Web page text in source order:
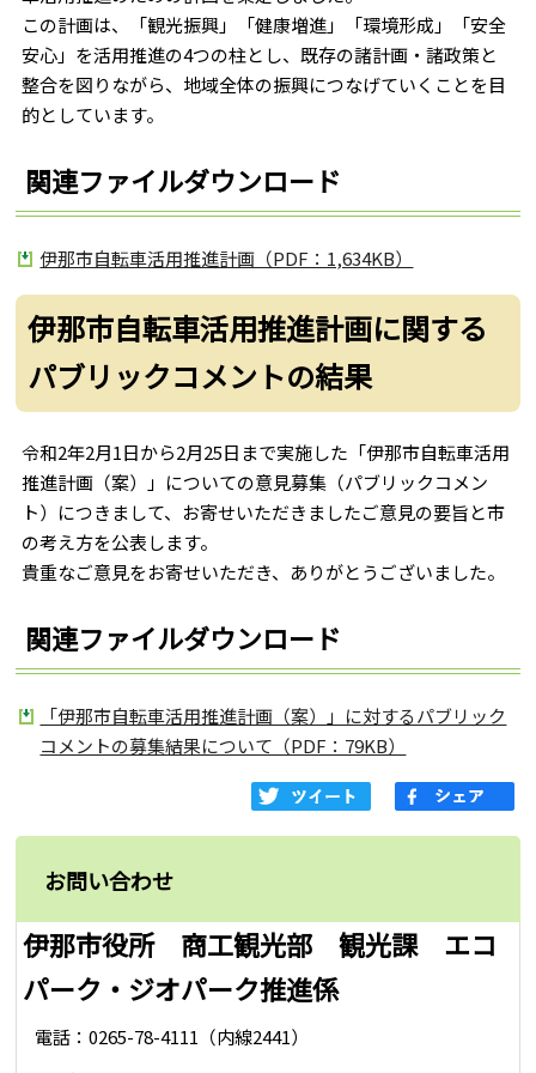
この計画は、「観光振興」「健康増進」「環境形成」「安全
安心」を活用推進の4つの柱とし、既存の諸計画・諸政策と
整合を図りながら、地域全体の振興につなげていくことを目
的としています。
関連ファイルダウンロード
伊那市自転車活用推進計画（PDF：1,634KB）
伊那市自転車活用推進計画に関する
パブリックコメントの結果
令和2年2月1日から2月25日まで実施した「伊那市自転車活用
推進計画（案）」についての意見募集（パブリックコメン
ト）につきまして、お寄せいただきましたご意見の要旨と市
の考え方を公表します。
貴重なご意見をお寄せいただき、ありがとうございました。
関連ファイルダウンロード
「伊那市自転車活用推進計画（案）」に対するパブリック
コメントの募集結果について（PDF：79KB）
お問い合わせ
伊那市役所 商工観光部 観光課 エコ
パーク・ジオパーク推進係
電話：0265-78-4111（内線2441）